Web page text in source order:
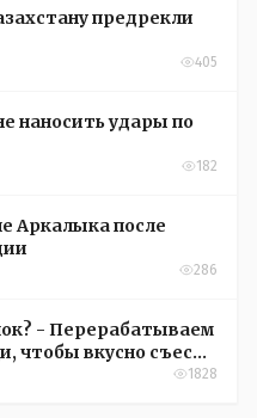
предрекли
405
наносить удары по
182
Аркалыка после
286
- Перерабатываем
чтобы вкусно съесть
1828